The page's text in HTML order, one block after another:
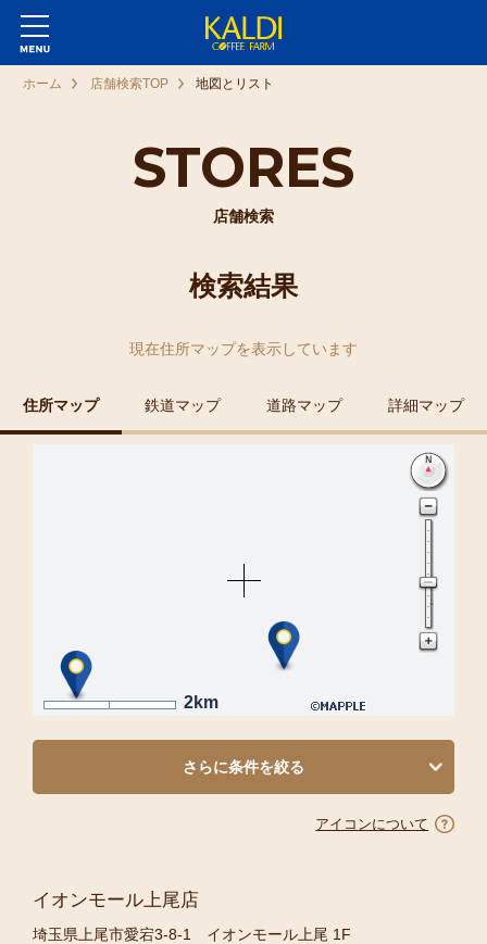
STORES
店舗検索
ホーム 店舗検索TOP 地図とリスト
検索結果
現在住所マップを表示しています
住所マップ 鉄道マップ 道路マップ 詳細マップ
2km
さらに条件を絞る
アイコンについて
イオンモール上尾店
埼玉県上尾市愛宕3-8-1 イオンモール上尾 1F